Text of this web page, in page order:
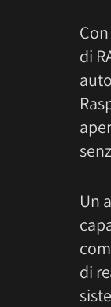
di
Un
di